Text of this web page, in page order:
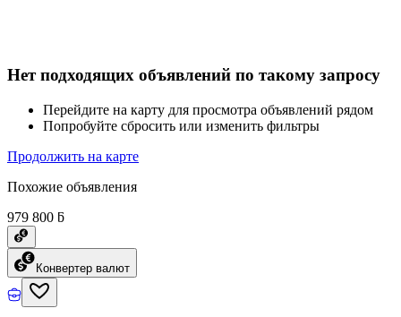
Нет подходящих объявлений по такому запросу
Перейдите на карту для просмотра объявлений рядом
Попробуйте сбросить или изменить фильтры
Продолжить на карте
Похожие объявления
979 800 ƃ
Конвертер валют